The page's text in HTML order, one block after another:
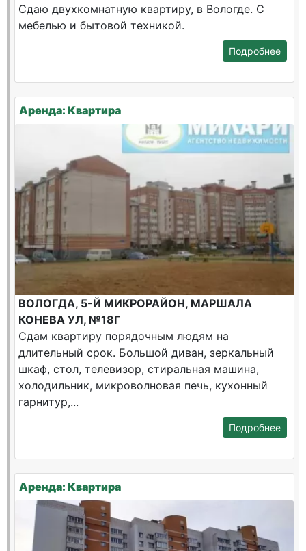
Сдаю двухкомнатную квартиру, в Вологде. С
мебелью и бытовой техникой.
Подробнее
Аренда: Квартира
ВОЛОГДА, 5-Й МИКРОРАЙОН, МАРШАЛА
КОНЕВА УЛ, №18Г
Сдам квартиру порядочным людям на
длительный срок. Большой диван, зеркальный
шкаф, стол, телевизор, стиральная машина,
холодильник, микроволновая печь, кухонный
гарнитур,...
Подробнее
Аренда: Квартира